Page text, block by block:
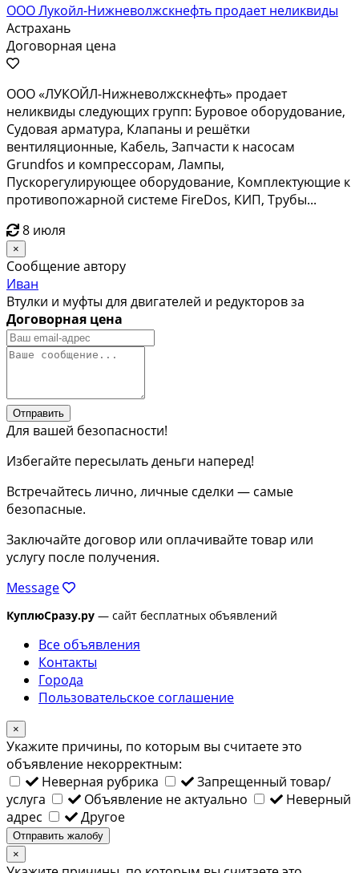
ООО Лукойл-Нижневолжскнефть продает неликвиды
Астрахань
Договорная цена
ООО «ЛУКОЙЛ-Нижневолжскнефть» продает
неликвиды следующих групп: Буровое оборудование,
Судовая арматура, Клапаны и решётки
вентиляционные, Кабель, Запчасти к насосам
Grundfos и компрессорам, Лампы,
Пускорегулирующее оборудование, Комплектующие к
противопожарной системе FireDos, КИП, Трубы...
8 июля
×
Сообщение автору
Иван
Втулки и муфты для двигателей и редукторов за
Договорная цена
Отправить
Для вашей безопасности!
Избегайте пересылать деньги наперед!
Встречайтесь лично, личные сделки — самые
безопасные.
Заключайте договор или оплачивайте товар или
услугу после получения.
Message
КуплюСразу.ру — сайт бесплатных объявлений
Все объявления
Контакты
Города
Пользовательское соглашение
×
Укажите причины, по которым вы считаете это
объявление некорректным:
Неверная рубрика
Запрещенный товар/
услуга
Объявление не актуально
Неверный
адрес
Другое
Отправить жалобу
×